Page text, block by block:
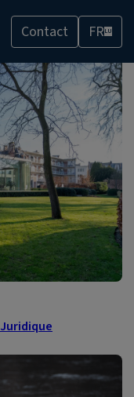
Contact FRLU
Juridique